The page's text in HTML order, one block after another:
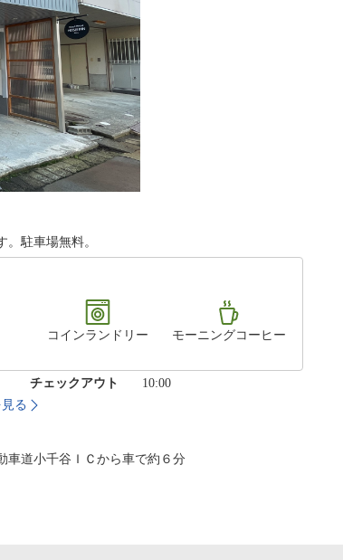
駐車場無料。
コインランドリー モーニングコーヒー
チェックアウト
10:00
る
車道小千谷ＩＣから車で約６分